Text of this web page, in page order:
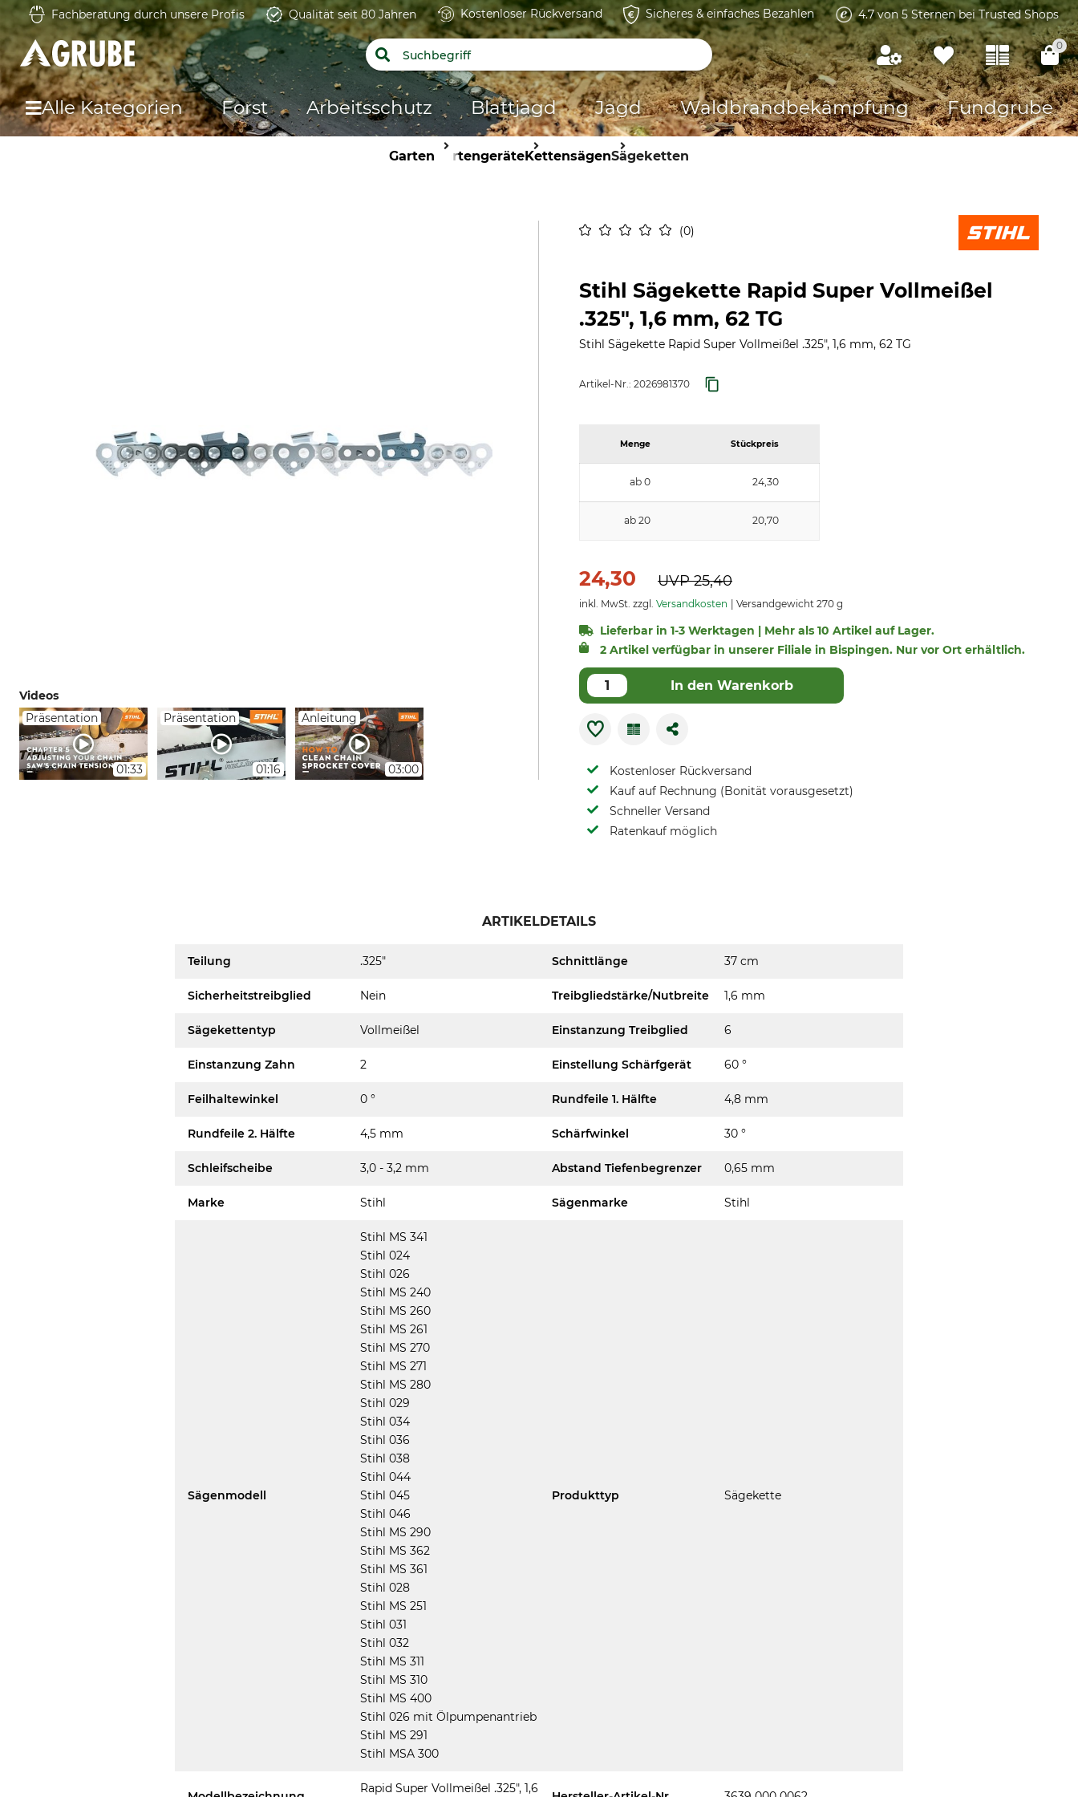
Fachberatung durch unsere Profis Qualität seit 80 Jahren Kostenloser Rückversand Sicheres & einfaches Bezahlen 4.7 von 5 Sternen bei Trusted Shops
0
Alle Kategorien Forst Arbeitsschutz Blattjagd Jagd Waldbrandbekämpfung Fundgrube
Garten GartengeräteKettensägenSägeketten
0
Videos
Präsentation
01:33
Präsentation
01:16
Anleitung
03:00
Stihl Sägekette Rapid Super Vollmeißel
.325", 1,6 mm, 62 TG
Stihl Sägekette Rapid Super Vollmeißel .325", 1,6 mm, 62 TG
Artikel-Nr.: 2026981370
Menge Stückpreis
ab 0 24,30
ab 20 20,70
24,30 UVP25,40
inkl. MwSt. zzgl. Versandkosten Versandgewicht 270 g
Lieferbar in 1-3 Werktagen | Mehr als 10 Artikel auf Lager.
2 Artikel verfügbar in unserer Filiale in Bispingen. Nur vor Ort erhältlich.
In den Warenkorb
Kostenloser Rückversand
Kauf auf Rechnung (Bonität vorausgesetzt)
Schneller Versand
Ratenkauf möglich
ARTIKELDETAILS
Teilung .325" Schnittlänge 37 cm
Sicherheitstreibglied Nein Treibgliedstärke/Nutbreite 1,6 mm
Sägekettentyp Vollmeißel Einstanzung Treibglied 6
Einstanzung Zahn 2 Einstellung Schärfgerät 60 °
Feilhaltewinkel 0 ° Rundfeile 1. Hälfte 4,8 mm
Rundfeile 2. Hälfte 4,5 mm Schärfwinkel 30 °
Schleifscheibe 3,0 - 3,2 mm Abstand Tiefenbegrenzer 0,65 mm
Marke Stihl Sägenmarke Stihl
Sägenmodell
Stihl MS 341
Stihl 024
Stihl 026
Stihl MS 240
Stihl MS 260
Stihl MS 261
Stihl MS 270
Stihl MS 271
Stihl MS 280
Stihl 029
Stihl 034
Stihl 036
Stihl 038
Stihl 044
Stihl 045
Stihl 046
Stihl MS 290
Stihl MS 362
Stihl MS 361
Stihl 028
Stihl MS 251
Stihl 031
Stihl 032
Stihl MS 311
Stihl MS 310
Stihl MS 400
Stihl 026 mit Ölpumpenantrieb
Stihl MS 291
Stihl MSA 300
Produkttyp Sägekette
Rapid Super Vollmeißel .325", 1,6